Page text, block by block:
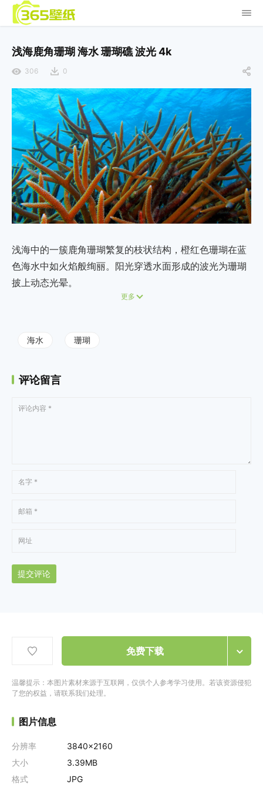
浅海鹿角珊瑚 海水 珊瑚礁 波光 4k
306 0
浅海中的一簇鹿角珊瑚繁复的枝状结构，橙红色珊瑚在蓝
色海水中如火焰般绚丽。阳光穿透水面形成的波光为珊瑚
披上动态光晕。
更多
海水 珊瑚
评论留言
提交评论
免费下载
温馨提示：本图片素材来源于互联网，仅供个人参考学习使用。若该资源侵犯
了您的权益，请联系我们处理。
图片信息
分辨率
3840x2160
大小
3.39MB
格式
JPG